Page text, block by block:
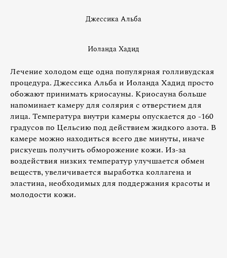
Джессика Альба
Иоланда Хадид
Лечение холодом еще одна популярная голливудская
процедура. Джессика Альба и Иоланда Хадид просто
обожают принимать криосауны. Криосауна больше
напоминает камеру для солярия с отверстием для
лица. Температура внутри камеры опускается до -160
градусов по Цельсию под действием жидкого азота. В
камере можно находиться всего две минуты, иначе
рискуешь получить обморожение кожи. Из-за
воздействия низких температур улучшается обмен
веществ, увеличивается выработка коллагена и
эластина, необходимых для поддержания красоты и
молодости кожи.